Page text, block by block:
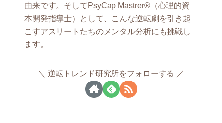
由来です。そしてPsyCap Mastrer®（心理的資
本開発指導士）として、こんな逆転劇を引き起
こすアスリートたちのメンタル分析にも挑戦し
ます。
逆転トレンド研究所をフォローする